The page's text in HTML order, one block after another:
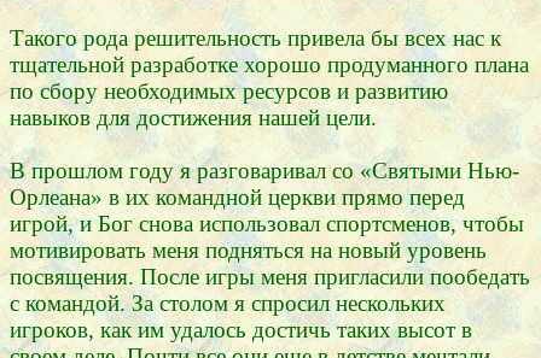
Такого рода решительность привела бы всех нас к
тщательной разработке хорошо продуманного плана
по сбору необходимых ресурсов и развитию
навыков для достижения нашей цели.
В прошлом году я разговаривал со «Святыми Нью-
Орлеана» в их командной церкви прямо перед
игрой, и Бог снова использовал спортсменов, чтобы
мотивировать меня подняться на новый уровень
посвящения. После игры меня пригласили пообедать
с командой. За столом я спросил нескольких
игроков, как им удалось достичь таких высот в